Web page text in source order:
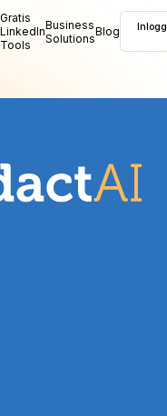
Gratis
LinkedIn
Tools
Business
SolutionsBlog